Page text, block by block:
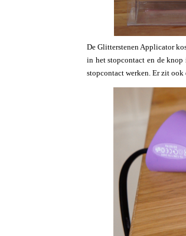
De Glitterstenen Applicator
in het stopcontact en de
stopcontact werken. Er zit ook